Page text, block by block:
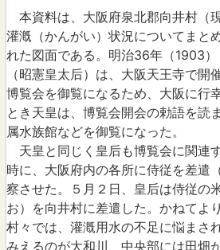
本資料は、大阪府泉北郡向井村（
灌漑（かんがい）状況についてまと
れた図面である。明治36年（1903
（昭憲皇太后）は、大阪天王寺で開
博覧会を御覧になるため、大阪に行
とき天皇は、博覧会開会の勅語を読
属水族館などを御覧になった。
天皇と同じく皇后も博覧会に関連
時に、大阪府内の各所に侍従を差遣
察させた。５月２日、皇后は侍従の
お）を向井村に差遣した。かねてよ
村々では、灌漑用水の不足に悩まさ
みえるのが大和川、中央部には田畑